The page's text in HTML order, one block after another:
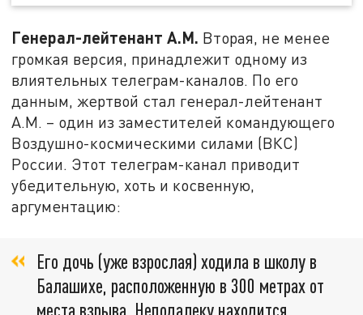
Генерал-лейтенант А.М. Вторая, не менее
громкая версия, принадлежит одному из
влиятельных телеграм-каналов. По его
данным, жертвой стал генерал-лейтенант
А.М. – один из заместителей командующего
Воздушно-космическими силами (ВКС)
России. Этот телеграм-канал приводит
убедительную, хоть и косвенную,
аргументацию:
Его дочь (уже взрослая) ходила в школу в
Балашихе, расположенную в 300 метрах от
места взрыва. Неподалеку находится